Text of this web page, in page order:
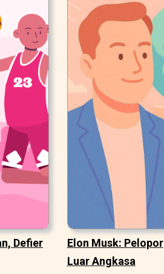
Defier
Elon Musk: Pelopor
Luar Angkasa